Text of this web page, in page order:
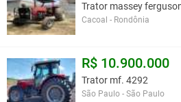
Trator massey
Cacoal - Rondônia
R$ 10.900.000
Trator mf. 4292
São Paulo - São Paulo